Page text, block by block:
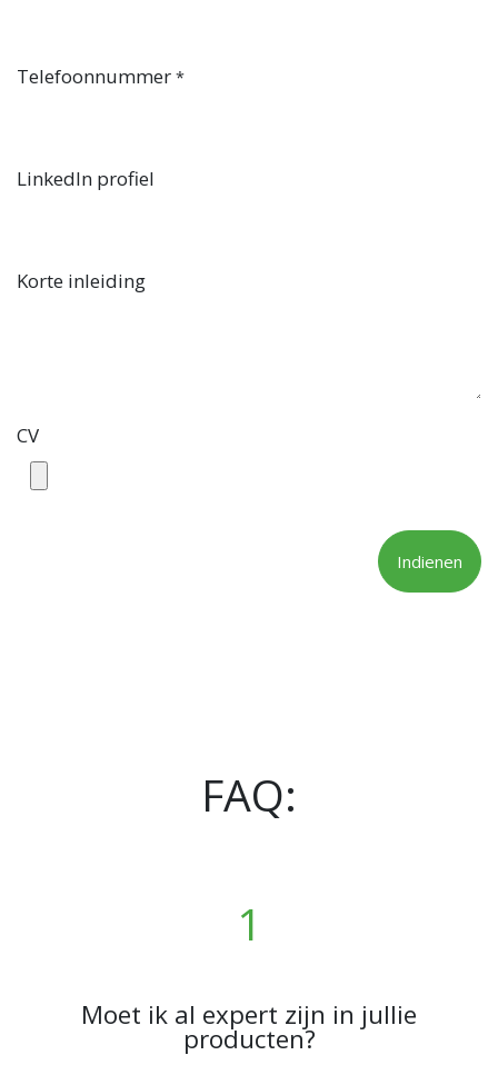
Telefoonnummer *
LinkedIn profiel
Korte inleiding
CV
Indienen
FAQ:
1
Moet ik al expert zijn in jullie
producten?